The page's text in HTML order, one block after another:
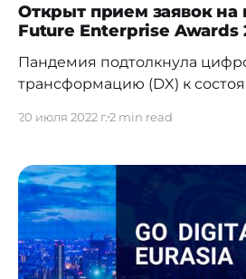
Открыт прием заявок на
Future Enterprise Awards
Пандемия подтолкнула
трансформацию (DX) к
основной, а не
предприятия и
увеличат расходы на
трансформацию на 2,1 трлн
Теперь, по оценкам IDC, в
20 июля 2022 г.2 min read